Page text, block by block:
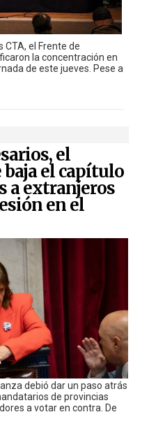
CTA, el Frente de
la concentración en
de este jueves. Pese a
el
el capítulo
a extranjeros
en el
debió dar un paso atrás
de provincias
a votar en contra. De